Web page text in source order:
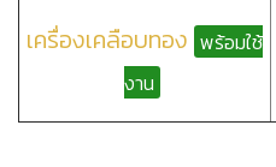
เครื่องเคลือบทอง พร้อมใช้
งาน